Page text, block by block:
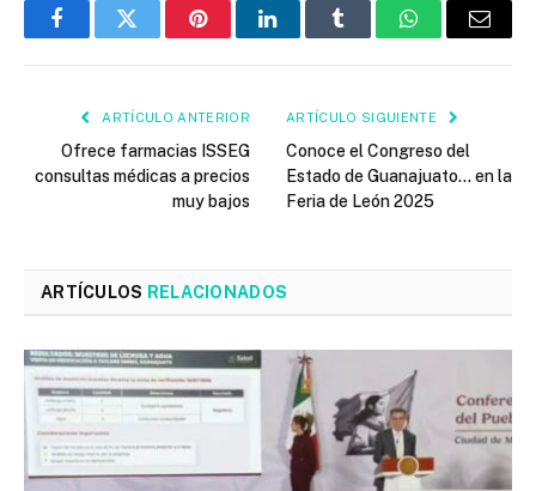
FacebookTwitter PinterestLinkedInTumblr WhatsAppEmail
ARTÍCULO ANTERIOR
Ofrece farmacias ISSEG
consultas médicas a precios
muy bajos
ARTÍCULO SIGUIENTE
Conoce el Congreso del
Estado de Guanajuato… en la
Feria de León 2025
ARTÍCULOS RELACIONADOS